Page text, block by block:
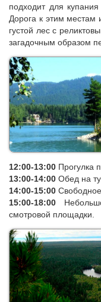
соответствии с
12 ДЕНЬ (среда):
08:00-10:00 Завтрак в
древнейшего горного
живописных озера:
озерах в летнее
подходит для
Дорога к этим местам
густой лес с
загадочным образом
12:00-13:00Прогулка
13:00-14:00 Обед на
14:00-15:00 С
15:00-18:00